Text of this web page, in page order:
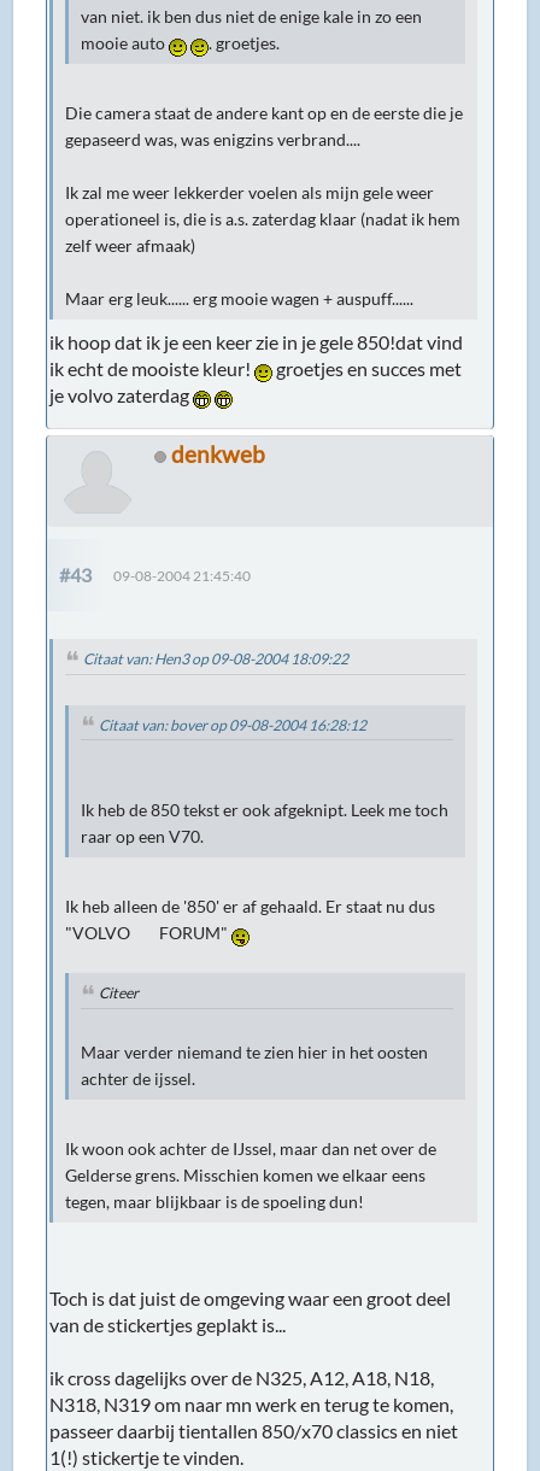
van niet. ik ben dus niet de enige kale in zo een
mooie auto
. groetjes.
Die camera staat de andere kant op en de eerste die je
gepaseerd was, was enigzins verbrand....
Ik zal me weer lekkerder voelen als mijn gele weer
operationeel is, die is a.s. zaterdag klaar (nadat ik hem
zelf weer afmaak)
Maar erg leuk...... erg mooie wagen + auspuff......
ik hoop dat ik je een keer zie in je gele 850!dat vind
ik echt de mooiste kleur!
groetjes en succes met
je volvo zaterdag
denkweb
#43 09-08-2004 21:45:40
Citaat van: Hen3 op 09-08-2004 18:09:22
Citaat van: bover op 09-08-2004 16:28:12
Ik heb de 850 tekst er ook afgeknipt. Leek me toch
raar op een V70.
Ik heb alleen de '850' er af gehaald. Er staat nu dus
"VOLVO FORUM"
Citeer
Maar verder niemand te zien hier in het oosten
achter de ijssel.
Ik woon ook achter de IJssel, maar dan net over de
Gelderse grens. Misschien komen we elkaar eens
tegen, maar blijkbaar is de spoeling dun!
Toch is dat juist de omgeving waar een groot deel
van de stickertjes geplakt is...
ik cross dagelijks over de N325, A12, A18, N18,
N318, N319 om naar mn werk en terug te komen,
passeer daarbij tientallen 850/x70 classics en niet
1(!) stickertje te vinden.